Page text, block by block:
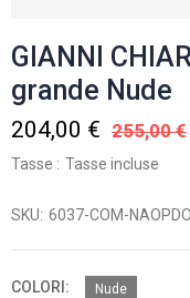
GIANNI
grande Nude
204,00 € 255,00 €
Tasse Tasse incluse
SKU 6037-COM-
COLORI Nude